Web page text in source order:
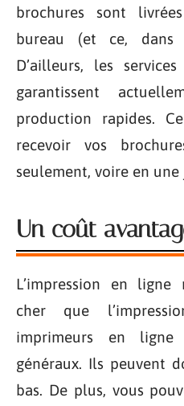
brochures sont
bureau (et ce, dans
D’ailleurs, les
garantissent
production rapides.
recevoir vos
seulement, voire en une
Un coût
L’impression en
cher que
imprimeurs en
généraux. Ils peuvent
bas. De plus, vous